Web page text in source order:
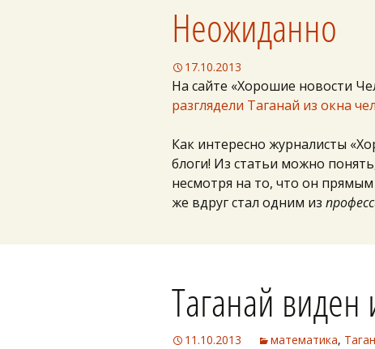
Неожиданно
17.10.2013
На сайте «Хорошие новости
разглядели Таганай из окна
Как интересно журналисты
блоги! Из статьи можно
несмотря на то, что он
же вдруг стал одним из
Таганай
11.10.2013 математика,